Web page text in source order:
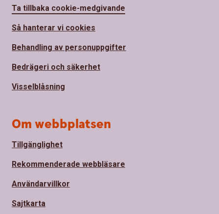
Ta tillbaka cookie-medgivande
Så hanterar vi cookies
Behandling av personuppgifter
Bedrägeri och säkerhet
Visselblåsning
Om webbplatsen
Tillgänglighet
Rekommenderade webbläsare
Användarvillkor
Sajtkarta